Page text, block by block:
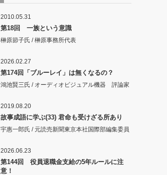
2010.05.31
第18回 一族という意識
榊原節子氏 / 榊原事務所代表
2026.02.27
第174回「ブルーレイ」は無くなるの？
鴻池賢三氏 / オーディオビジュアル機器 評論家
2019.08.20
故事成語に学ぶ(33) 君命も受けざる所あり
宇惠一郎氏 / 元読売新聞東京本社国際部編集委員
2026.06.23
第144回 役員退職金支給の5年ルールに注
意！